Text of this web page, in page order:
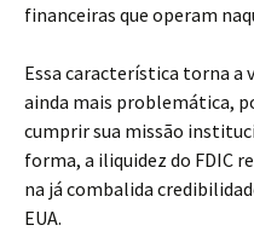
financeiras que operam
Essa característica torna a
ainda mais problemática,
cumprir sua missão
forma, a iliquidez do FDIC
na já combalida
EUA.